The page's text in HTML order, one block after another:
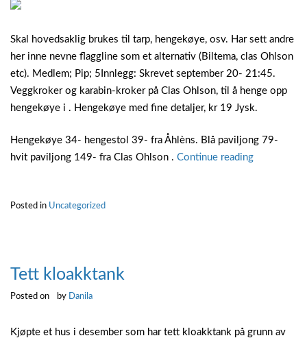
Skal hovedsaklig brukes til tarp, hengekøye, osv. Har sett andre
her inne nevne flaggline som et alternativ (Biltema, clas Ohlson
etc). Medlem; Pip; 5Innlegg: Skrevet september 20- 21:45.
Veggkroker og karabin-kroker på Clas Ohlson, til å henge opp
hengekøye i . Hengekøye med fine detaljer, kr 19 Jysk.
Hengekøye 34- hengestol 39- fra Åhlèns. Blå paviljong 79-
hvit paviljong 149- fra Clas Ohlson . Continue reading
Posted in Uncategorized
Tett kloakktank
Posted on by Danila
Kjøpte et hus i desember som har tett kloakktank på grunn av